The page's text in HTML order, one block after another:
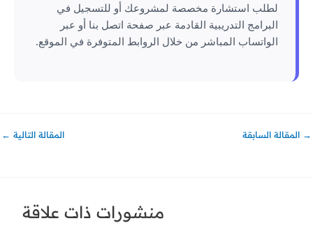
لطلب استشارة مخصصة لمشروعك أو للتسجيل في
البرامج التدريبية القادمة عبر صفحة اتصل بنا أو عبر
الواتساب المباشر من خلال الروابط المتوفرة في الموقع.
→ المقالة السابقة المقالة التالية ←
منشورات ذات علاقة